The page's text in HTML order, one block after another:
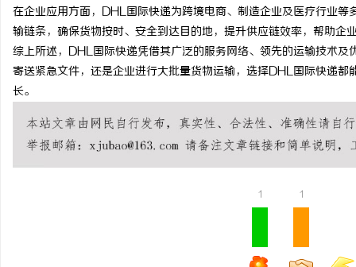
在企业应用方面，DHL国际快递为跨境电商、制造企业及医疗行业
输链条，确保货物按时、安全到达目的地，提升供应链效率，帮助企
综上所述，DHL国际快递凭借其广泛的服务网络、领先的运输技术
寄送紧急文件，还是企业进行大批量货物运输，选择DHL国际快递
长。
1 1
激光焊接系列：引领制